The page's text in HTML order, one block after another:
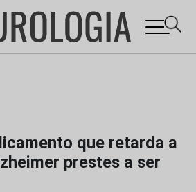
que retarda a
prestes a ser